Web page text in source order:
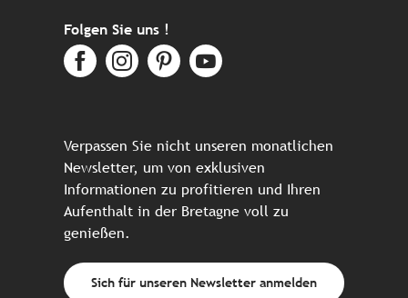
Folgen Sie uns !
Verpassen Sie nicht unseren monatlichen
Newsletter, um von exklusiven
Informationen zu profitieren und Ihren
Aufenthalt in der Bretagne voll zu
genießen.
Sich für unseren Newsletter anmelden